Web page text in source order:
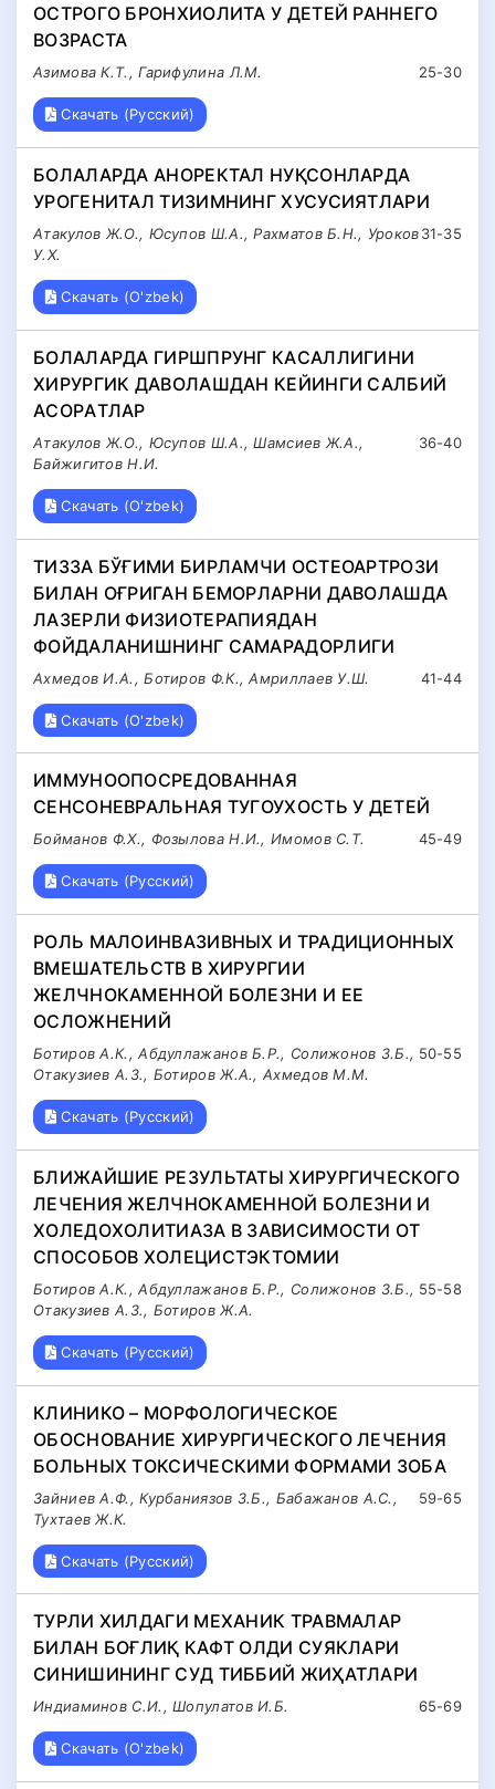
ОСТРОГО БРОНХИОЛИТА У ДЕТЕЙ РАННЕГО
ВОЗРАСТА
25-30
Азимова К.Т., Гарифулина Л.М.
Скачать (Русский)
БОЛАЛАРДА АНОРЕКТАЛ НУҚСОНЛАРДА
УРОГЕНИТАЛ ТИЗИМНИНГ ХУСУСИЯТЛАРИ
31-35
Атакулов Ж.О., Юсупов Ш.А., Рахматов Б.Н., Уроков
У.Х.
Скачать (O'zbek)
БОЛAЛAРДA ГИРШПРУНГ КAСAЛЛИГИНИ
ХИРУРГИК ДAВОЛAШДAН КЕЙИНГИ СAЛБИЙ
AСОРAТЛAР
36-40
Атакулов Ж.О., Юсупов Ш.А., Шамсиев Ж.А.,
Байжигитов Н.И.
Скачать (O'zbek)
ТИЗЗА БЎҒИМИ БИРЛАМЧИ ОСТEОАРТРОЗИ
БИЛАН ОҒРИГАН БEМОРЛАРНИ ДАВОЛАШДА
ЛАЗEРЛИ ФИЗИОТEРАПИЯДАН
ФОЙДАЛАНИШНИНГ САМАРАДОРЛИГИ
41-44
Ахмедов И.А., Ботиров Ф.К., Амриллаев У.Ш.
Скачать (O'zbek)
ИММУНООПОСРЕДОВАННАЯ
СЕНСОНЕВРАЛЬНАЯ ТУГОУХОСТЬ У ДЕТЕЙ
45-49
Бойманов Ф.Х., Фозылова Н.И., Имомов С.Т.
Скачать (Русский)
РОЛЬ МАЛОИНВАЗИВНЫХ И ТРАДИЦИОННЫХ
ВМЕШАТЕЛЬСТВ В ХИРУРГИИ
ЖЕЛЧНОКАМЕННОЙ БОЛЕЗНИ И ЕЕ
ОСЛОЖНЕНИЙ
50-55
Ботиров А.К., Абдуллажанов Б.Р., Солижонов З.Б.,
Отакузиев А.З., Ботиров Ж.А., Ахмедов М.М.
Скачать (Русский)
БЛИЖАЙШИЕ РЕЗУЛЬТАТЫ ХИРУРГИЧЕСКОГО
ЛЕЧЕНИЯ ЖЕЛЧНОКАМЕННОЙ БОЛЕЗНИ И
ХОЛЕДОХОЛИТИАЗА В ЗАВИСИМОСТИ ОТ
СПОСОБОВ ХОЛЕЦИСТЭКТОМИИ
55-58
Ботиров А.К., Абдуллажанов Б.Р., Солижонов З.Б.,
Отакузиев А.З., Ботиров Ж.А.
Скачать (Русский)
КЛИНИКО – МОРФОЛОГИЧЕСКОЕ
ОБОСНОВАНИЕ ХИРУРГИЧЕСКОГО ЛЕЧЕНИЯ
БОЛЬНЫХ ТОКСИЧЕСКИМИ ФОРМАМИ ЗОБА
59-65
Зайниев А.Ф., Курбаниязов З.Б., Бабажанов А.С.,
Тухтаев Ж.К.
Скачать (Русский)
ТУРЛИ ХИЛДАГИ МЕХАНИК ТРАВМАЛАР
БИЛАН БОҒЛИҚ КАФТ ОЛДИ СУЯКЛАРИ
СИНИШИНИНГ СУД ТИББИЙ ЖИҲАТЛАРИ
65-69
Индиаминов С.И., Шопулатов И.Б.
Скачать (O'zbek)